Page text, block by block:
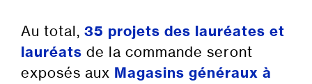
Au total, 35 projets des lauréates et
lauréats de la commande seront
exposés aux Magasins généraux à